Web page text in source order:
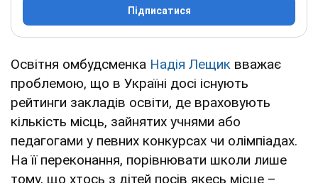
Підписатися
Освітня омбудсменка Надія Лещик вважає
проблемою, що в Україні досі існують
рейтинги закладів освіти, де враховують
кількість місць, зайнятих учнями або
педагогами у певних конкурсах чи олімпіадах.
На її переконання, порівнювати школи лише
тому, що хтось з дітей посів якесь місце –